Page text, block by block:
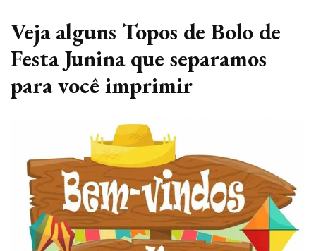
Veja alguns Topos de Bolo de
Festa Junina que separamos
para você imprimir